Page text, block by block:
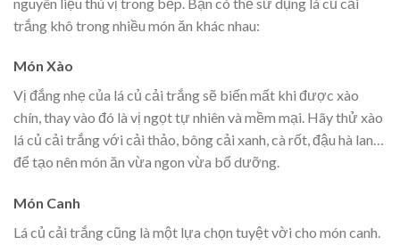
trắng khô trong nhiều món ăn khác nhau:
Món Xào
Vị đắng nhẹ của lá củ cải trắng sẽ biến mất khi được xào
chín, thay vào đó là vị ngọt tự nhiên và mềm mại. Hãy thử xào
lá củ cải trắng với cải thảo, bông cải xanh, cà rốt, đậu hà lan…
để tạo nên món ăn vừa ngon vừa bổ dưỡng.
Món Canh
Lá củ cải trắng cũng là một lựa chọn tuyệt vời cho món canh.